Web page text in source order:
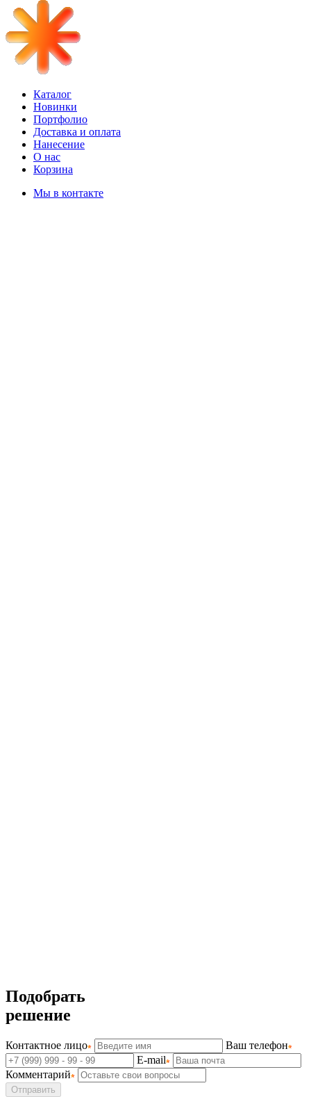
Каталог
Новинки
Портфолио
Доставка и оплата
Нанесение
О нас
Корзина
Мы в контакте
Подобрать
решение
Контактное лицо
Ваш телефон
E-mail
Комментарий
Отправить